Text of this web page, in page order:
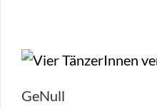
GeNull